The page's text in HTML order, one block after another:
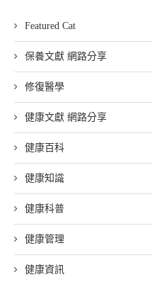
Featured Cat
保養文獻 網路分享
修復醫學
健康文獻 網路分享
健康百科
健康知識
健康科普
健康管理
健康資訊